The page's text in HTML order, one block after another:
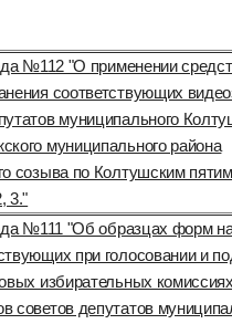
№112 "О применении
соответствующих
муниципального
муниципального района
созыва по Колтушским
3."
№111 "Об образцах форм
при голосовании и
избирательных
советов депутатов